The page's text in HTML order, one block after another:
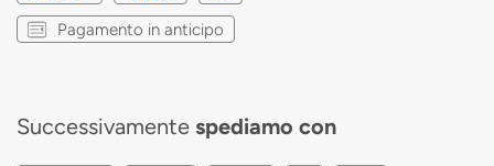
Pagamento in anticipo
Successivamente spediamo con